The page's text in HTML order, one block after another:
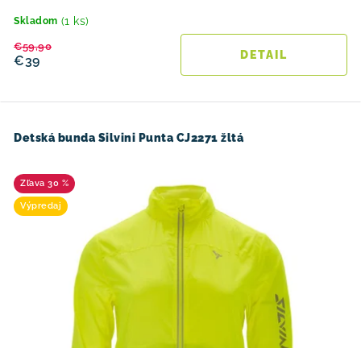
Skladom (1 ks)
€39
€59,90
DETAIL
Detská bunda Silvini Punta CJ2271 žltá
30 %
Výpredaj